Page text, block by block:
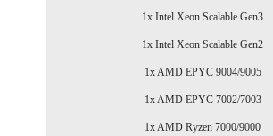
1x Intel Xeon Scalable Gen3
1x Intel Xeon Scalable Gen2
1x AMD EPYC 9004/9005
1x AMD EPYC 7002/7003
1x AMD Ryzen 7000/9000